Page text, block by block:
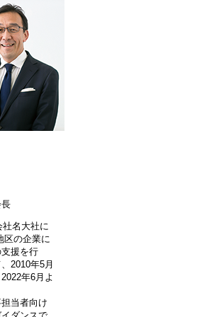
社名大社に
区の企業に
援を行
2010年5月
年6月よ
当者向け